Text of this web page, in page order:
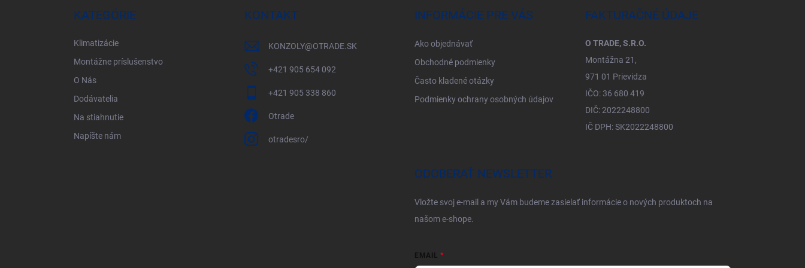
KATEGÓRIE
Klimatizácie
Montážne príslušenstvo
O Nás
Dodávatelia
Na stiahnutie
Napíšte nám
KONTAKT
KONZOLY@OTRADE.SK
+421 905 654 092
+421 905 338 860
Otrade
otradesro/
INFORMÁCIE PRE VÁS
Ako objednávať
Obchodné podmienky
Často kladené otázky
Podmienky ochrany osobných údajov
FAKTURAČNÉ ÚDAJE
O TRADE, S.R.O.
Montážna 21,
971 01 Prievidza
IČO: 36 680 419
DIČ: 2022248800
IČ DPH: SK2022248800
ODOBERAŤ NEWSLETTER
Vložte svoj e-mail a my Vám budeme zasielať informácie o nových produktoch na
našom e-shope.
EMAIL